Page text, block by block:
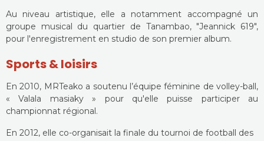
Au niveau artistique, elle a notamment accompagné un
groupe musical du quartier de Tanambao, "Jeannick 619",
pour l'enregistrement en studio de son premier album.
Sports & loisirs
En 2010, MRTeako a soutenu l’équipe féminine de volley-ball,
« Valala masiaky » pour qu'elle puisse participer au
championnat régional.
En 2012, elle co-organisait la finale du tournoi de football des